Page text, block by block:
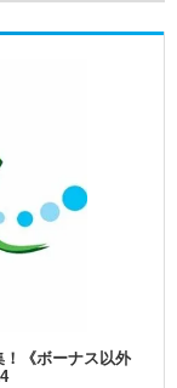
！《ボーナス以外